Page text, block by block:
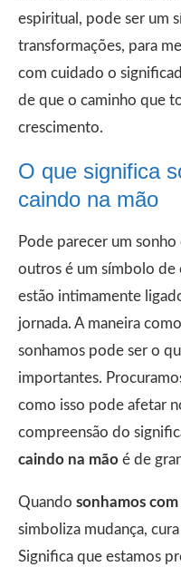
espiritual, pode ser um
transformações, para
com cuidado o
de que o caminho que
crescimento.
O que significa
caindo na mão
Pode parecer um sonho
outros é um símbolo de
estão intimamente
jornada. A maneira
sonhamos pode ser o
importantes.
como isso pode afetar
compreensão do
caindo na mão é de
Quando sonhamos
simboliza mudança,
Significa que estamos